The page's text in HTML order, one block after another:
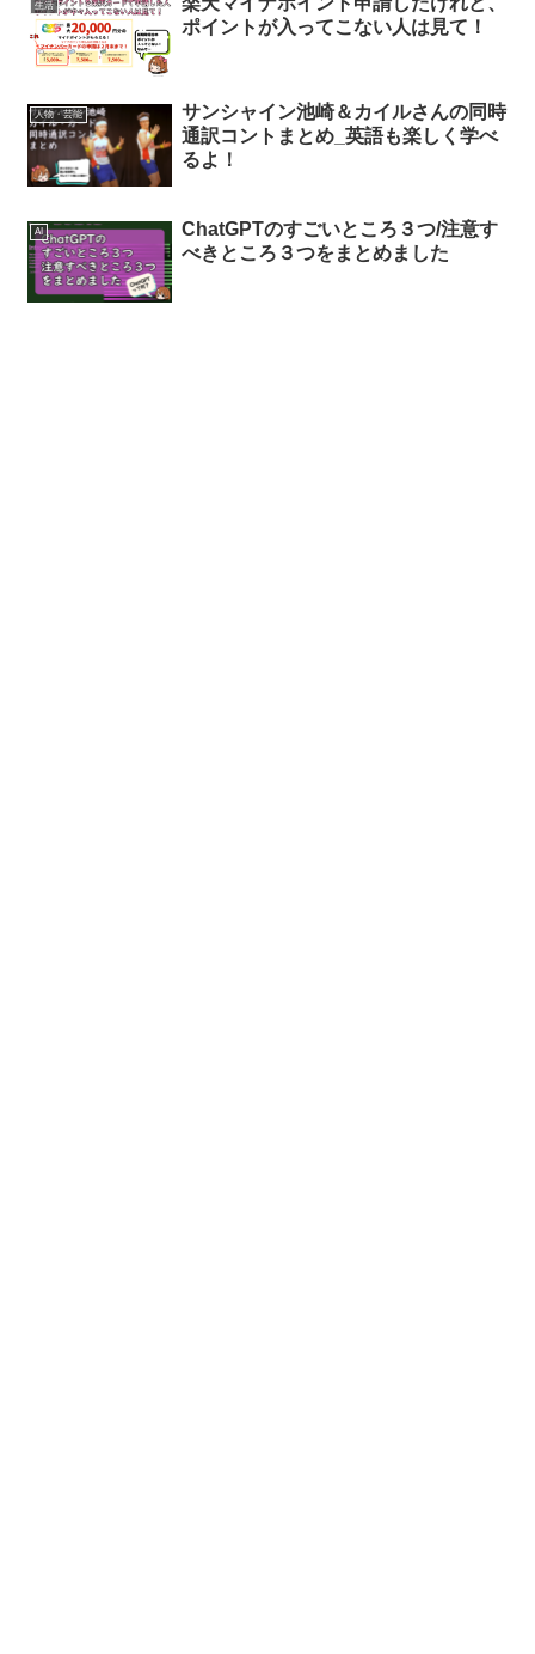
生活
ポイントが入ってこない人は見て！
人物・芸能
サンシャイン池崎＆カイルさんの同時
通訳コントまとめ_英語も楽しく学べ
るよ！
AI
ChatGPTのすごいところ３つ/注意す
べきところ３つをまとめました